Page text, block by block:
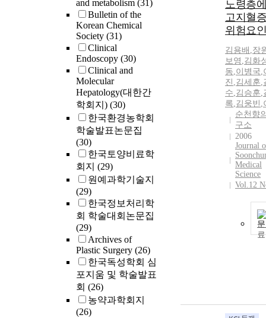
and metabolism (31)
Bulletin of the
Korean Chemical
Society (31)
Clinical
Endoscopy (30)
Clinical and
Molecular
Hepatology(대한간
학회지) (30)
한국환경농학회
학술발표논문집
(30)
한국토양비료학
회지 (29)
원예과학기술지
(29)
한국정보처리학
회 학술대회논문집
(29)
Archives of
Plastic Surgery (26)
한국독성학회 심
포지움 및 학술발표
회 (26)
농약과학회지
(26)
노령층
고지혈
위험요인
김용배 ,장
보영 ,김화
동,이병국,
진 ,김세훈,
수,김승훈,
록,김웅빈 ,
순천향
구소
2006
Journal
Medical
Science
Vol.12